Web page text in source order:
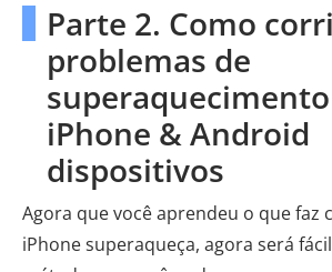
Parte 2. Como
problemas de
iPhone & Android
dispositivos
Agora que você aprendeu o que faz
iPhone superaqueça, agora será